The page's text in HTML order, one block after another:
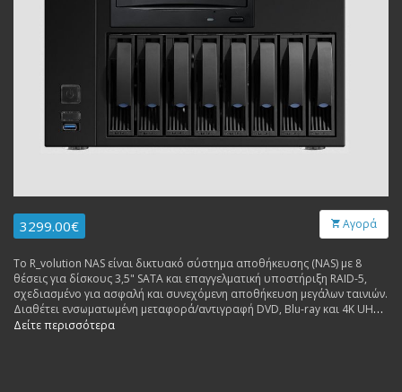
3299.00€ Αγορά
Το R_volution NAS είναι δικτυακό σύστημα αποθήκευσης (NAS) με 8
θέσεις για δίσκους 3,5" SATA και επαγγελματική υποστήριξη RAID-5,
σχεδιασμένο για ασφαλή και συνεχόμενη αποθήκευση μεγάλων ταινιών.
Διαθέτει ενσωματωμένη μεταφορά/αντιγραφή DVD, Blu-ray και 4K UHD
Blu-ray σε ψηφιακή μορφή bit-perfect χωρίς συμπίεση, με αυτόματη
Δείτε περισσότερα